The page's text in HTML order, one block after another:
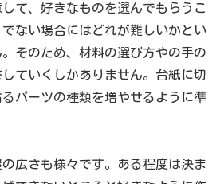
て、好きなものを選んでもらうこ
ない場合にはどれが難しいかとい
そのため、材料の選び方やの手の
ていくしかありません。台紙に切
パーツの種類を増やせるように準
広さも様々です。ある程度は決ま